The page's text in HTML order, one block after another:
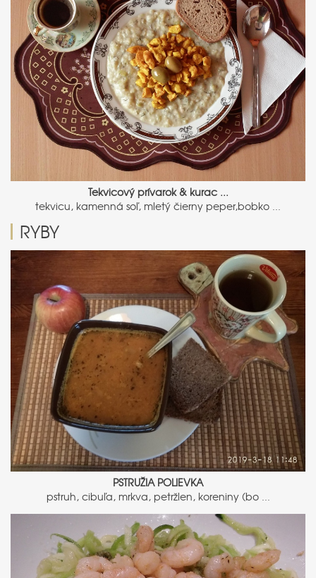
Tekvicový prívarok & kurac ...
tekvicu, kamenná soľ, mletý čierny peper,bobko ...
RYBY
PSTRUŽIA POLIEVKA
pstruh, cibuľa, mrkva, petržlen, koreniny (bo ...